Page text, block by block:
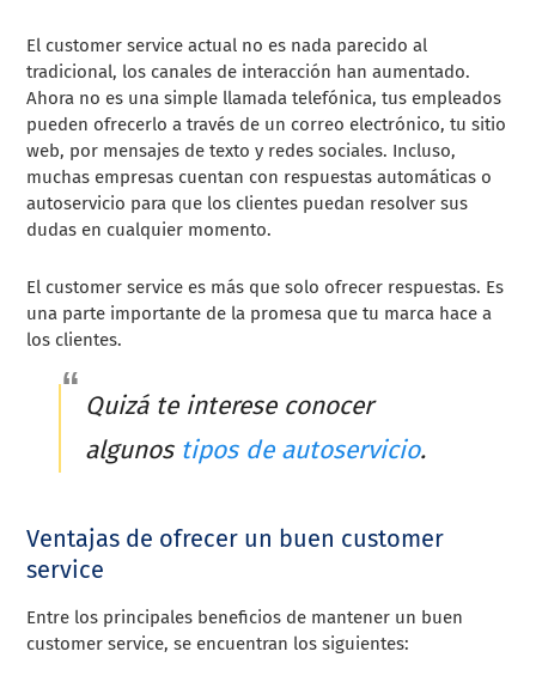
El customer service actual no es nada parecido al
tradicional, los canales de interacción han aumentado.
Ahora no es una simple llamada telefónica, tus empleados
pueden ofrecerlo a través de un correo electrónico, tu sitio
web, por mensajes de texto y redes sociales. Incluso,
muchas empresas cuentan con respuestas automáticas o
autoservicio para que los clientes puedan resolver sus
dudas en cualquier momento.
El customer service es más que solo ofrecer respuestas. Es
una parte importante de la promesa que tu marca hace a
los clientes.
Quizá te interese conocer
algunos tipos de autoservicio.
Ventajas de ofrecer un buen customer
service
Entre los principales beneficios de mantener un buen
customer service, se encuentran los siguientes: